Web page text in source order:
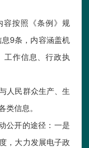
按照《条例》规
9条，内容涵盖机
工作信息、行政执
民群众生产、生
类信息。
开的途径：一是
，大力发展电子政